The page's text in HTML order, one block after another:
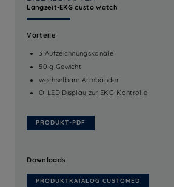
Langzeit-EKG custo watch
Vorteile
3 Aufzeichnungskanäle
50 g Gewicht
wechselbare Armbänder
O-LED Display zur EKG-Kontrolle
PRODUKT-PDF
Downloads
PRODUKTKATALOG CUSTOMED